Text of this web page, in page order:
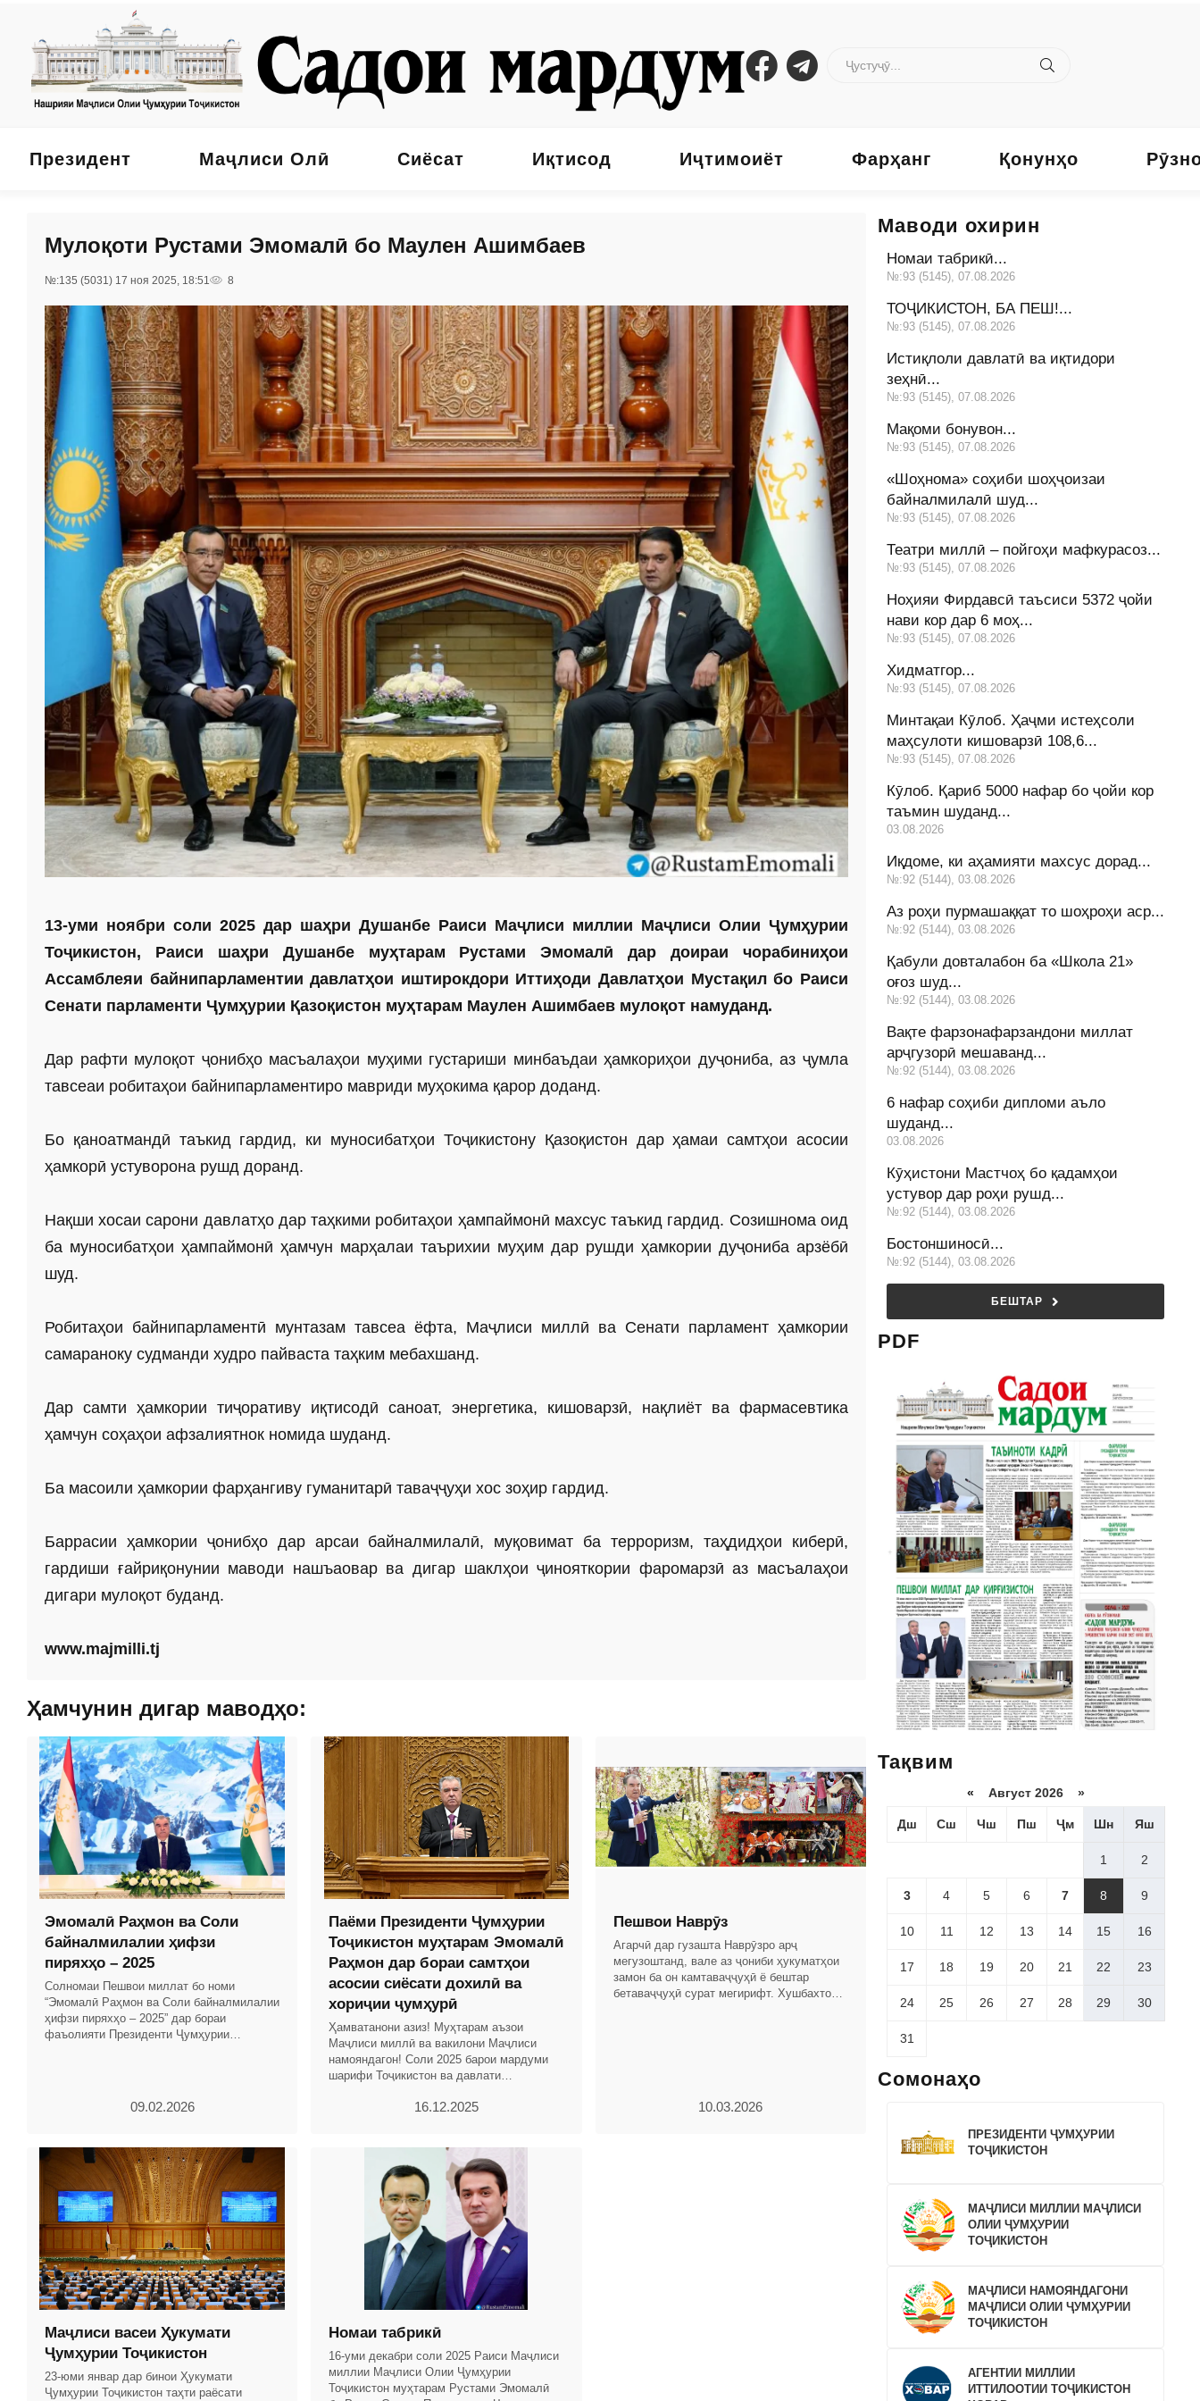
Президент Маҷлиси Олӣ Сиёсат Иқтисод Иҷтимоиёт Фарҳанг Қонунҳо
Мулоқоти Рустами Эмомалӣ бо Маулен Ашимбаев
№:135 (5031) 17 ноя 2025, 18:51 8
13-уми ноябри соли 2025 дар шаҳри Душанбе Раиси Маҷлиси миллии Маҷлиси Олии Ҷумҳурии
Тоҷикистон, Раиси шаҳри Душанбе муҳтарам Рустами ­Эмомалӣ дар доираи чорабиниҳои
Ассамблеяи байнипарламентии давлатҳои иштирокдори Иттиҳоди Давлатҳои Мустақил бо Раиси
Сенати парламенти Ҷумҳурии Қазоқистон муҳтарам Маулен Ашимбаев мулоқот намуданд.
Дар рафти мулоқот ҷонибҳо масъалаҳои муҳими густариши минбаъдаи ҳамкориҳои дуҷониба, аз ҷумла
тавсеаи робитаҳои байнипарламентиро мавриди муҳокима қарор доданд.
Бо қаноатмандӣ таъкид гардид, ки муносибатҳои Тоҷикистону Қазоқистон дар ҳамаи самтҳои асосии
ҳамкорӣ устуворона рушд доранд.
Нақши хосаи сарони давлатҳо дар таҳкими робитаҳои ҳампаймонӣ махсус таъкид гардид. Созишнома оид
ба муносибатҳои ҳампаймонӣ ҳамчун марҳалаи таърихии муҳим дар рушди ҳамкории дуҷониба арзёбӣ
шуд.
Робитаҳои байнипарламентӣ мунтазам тавсеа ёфта, Маҷлиси миллӣ ва Сенати парламент ҳамкории
самараноку судманди худро пайваста таҳким мебахшанд.
Дар самти ҳамкории тиҷоративу иқтисодӣ саноат, энергетика, кишоварзӣ, нақлиёт ва фармасевтика
ҳамчун соҳаҳои афзалиятнок номида шуданд.
Ба масоили ҳамкории фарҳангиву гуманитарӣ таваҷҷуҳи хос зоҳир гардид.
Баррасии ҳамкории ҷонибҳо дар арсаи байналмилалӣ, муқовимат ба терроризм, таҳдидҳои киберӣ,
гардиши ғайриқонунии маводи нашъаовар ва дигар шаклҳои ҷинояткории фаромарзӣ аз масъалаҳои
дигари мулоқот буданд.
www.majmilli.tj
Ҳамчунин дигар маводҳо:
Эмомалӣ Раҳмон ва Соли
байналмилалии ҳифзи
пиряхҳо – 2025
Солномаи Пешвои миллат бо номи
“Эмомалӣ Раҳмон ва Соли байналмилалии
ҳифзи пиряхҳо – 2025” дар бораи
фаъолияти Президенти Ҷумҳурии
09.02.2026
Паёми Президенти Ҷумҳурии
Тоҷикистон муҳтарам Эмомалӣ
Раҳмон дар бораи самтҳои
асосии сиёсати дохилӣ ва
хориҷии ҷумҳурӣ
Ҳамватанони азиз! Муҳтарам аъзои
Маҷлиси миллӣ ва вакилони Маҷлиси
намояндагон! Соли 2025 барои мардуми
шарифи Тоҷикистон ва давлати
назаррас ва рӯйдодҳои
16.12.2025
Пешвои Наврӯз
Агарчӣ дар гузашта Наврӯзро арҷ
мегузоштанд, вале аз ҷониби ҳукуматҳои
замон ба он камтаваҷҷуҳӣ ё бештар
бетаваҷҷуҳӣ сурат мегирифт. Хушбахтона,
10.03.2026
Маҷлиси васеи Ҳукумати
Ҷумҳурии Тоҷикистон
23-юми январ дар бинои Ҳукумати
Ҷумҳурии Тоҷикистон таҳти раёсати
Номаи табрикӣ
16-уми декабри соли 2025 Раиси Маҷлиси
миллии Маҷлиси Олии Ҷумҳурии
Тоҷикистон муҳтарам Рустами Эмомалӣ
Маводи охирин
Номаи табрикӣ...
№:93 (5145), 07.08.2026
ТОҶИКИСТОН, БА ПЕШ!...
№:93 (5145), 07.08.2026
Истиқлоли давлатӣ ва иқтидори
зеҳнӣ...
№:93 (5145), 07.08.2026
Мақоми бонувон...
№:93 (5145), 07.08.2026
«Шоҳнома» соҳиби шоҳҷоизаи
байналмилалӣ шуд...
№:93 (5145), 07.08.2026
Театри миллӣ – пойгоҳи мафкурасоз...
№:93 (5145), 07.08.2026
Ноҳияи Фирдавсӣ таъсиси 5372 ҷойи
нави кор дар 6 моҳ...
№:93 (5145), 07.08.2026
Хидматгор...
№:93 (5145), 07.08.2026
Минтақаи Кӯлоб. Ҳаҷми истеҳсоли
маҳсулоти кишоварзӣ 108,6...
№:93 (5145), 07.08.2026
Кӯлоб. Қариб 5000 нафар бо ҷойи кор
таъмин шуданд...
03.08.2026
Иқдоме, ки аҳамияти махсус дорад...
№:92 (5144), 03.08.2026
Аз роҳи пурмашаққат то шоҳроҳи аср...
№:92 (5144), 03.08.2026
Қабули довталабон ба «Школа 21»
оғоз шуд...
№:92 (5144), 03.08.2026
Вақте фарзонафарзандони миллат
арҷгузорӣ мешаванд...
№:92 (5144), 03.08.2026
6 нафар соҳиби дипломи аъло
шуданд...
03.08.2026
Кӯҳистони Мастчоҳ бо қадамҳои
устувор дар роҳи рушд...
№:92 (5144), 03.08.2026
Бостоншиносӣ...
№:92 (5144), 03.08.2026
БЕШТАР
PDF
Тақвим
« Август 2026 »
Дш Сш Чш Пш Ҷм Шн Яш
1 2
3 4 5 6 7 8 9
10 11 12 13 14 15 16
17 18 19 20 21 22 23
24 25 26 27 28 29 30
31
Сомонаҳо
ПРЕЗИДЕНТИ ҶУМҲУРИИ
ТОҶИКИСТОН
МАҶЛИСИ МИЛЛИИ МАҶЛИСИ
ОЛИИ ҶУМҲУРИИ
ТОҶИКИСТОН
МАҶЛИСИ НАМОЯНДАГОНИ
МАҶЛИСИ ОЛИИ ҶУМҲУРИИ
ТОҶИКИСТОН
АГЕНТИИ МИЛЛИИ
ИТТИЛООТИИ ТОҶИКИСТОН